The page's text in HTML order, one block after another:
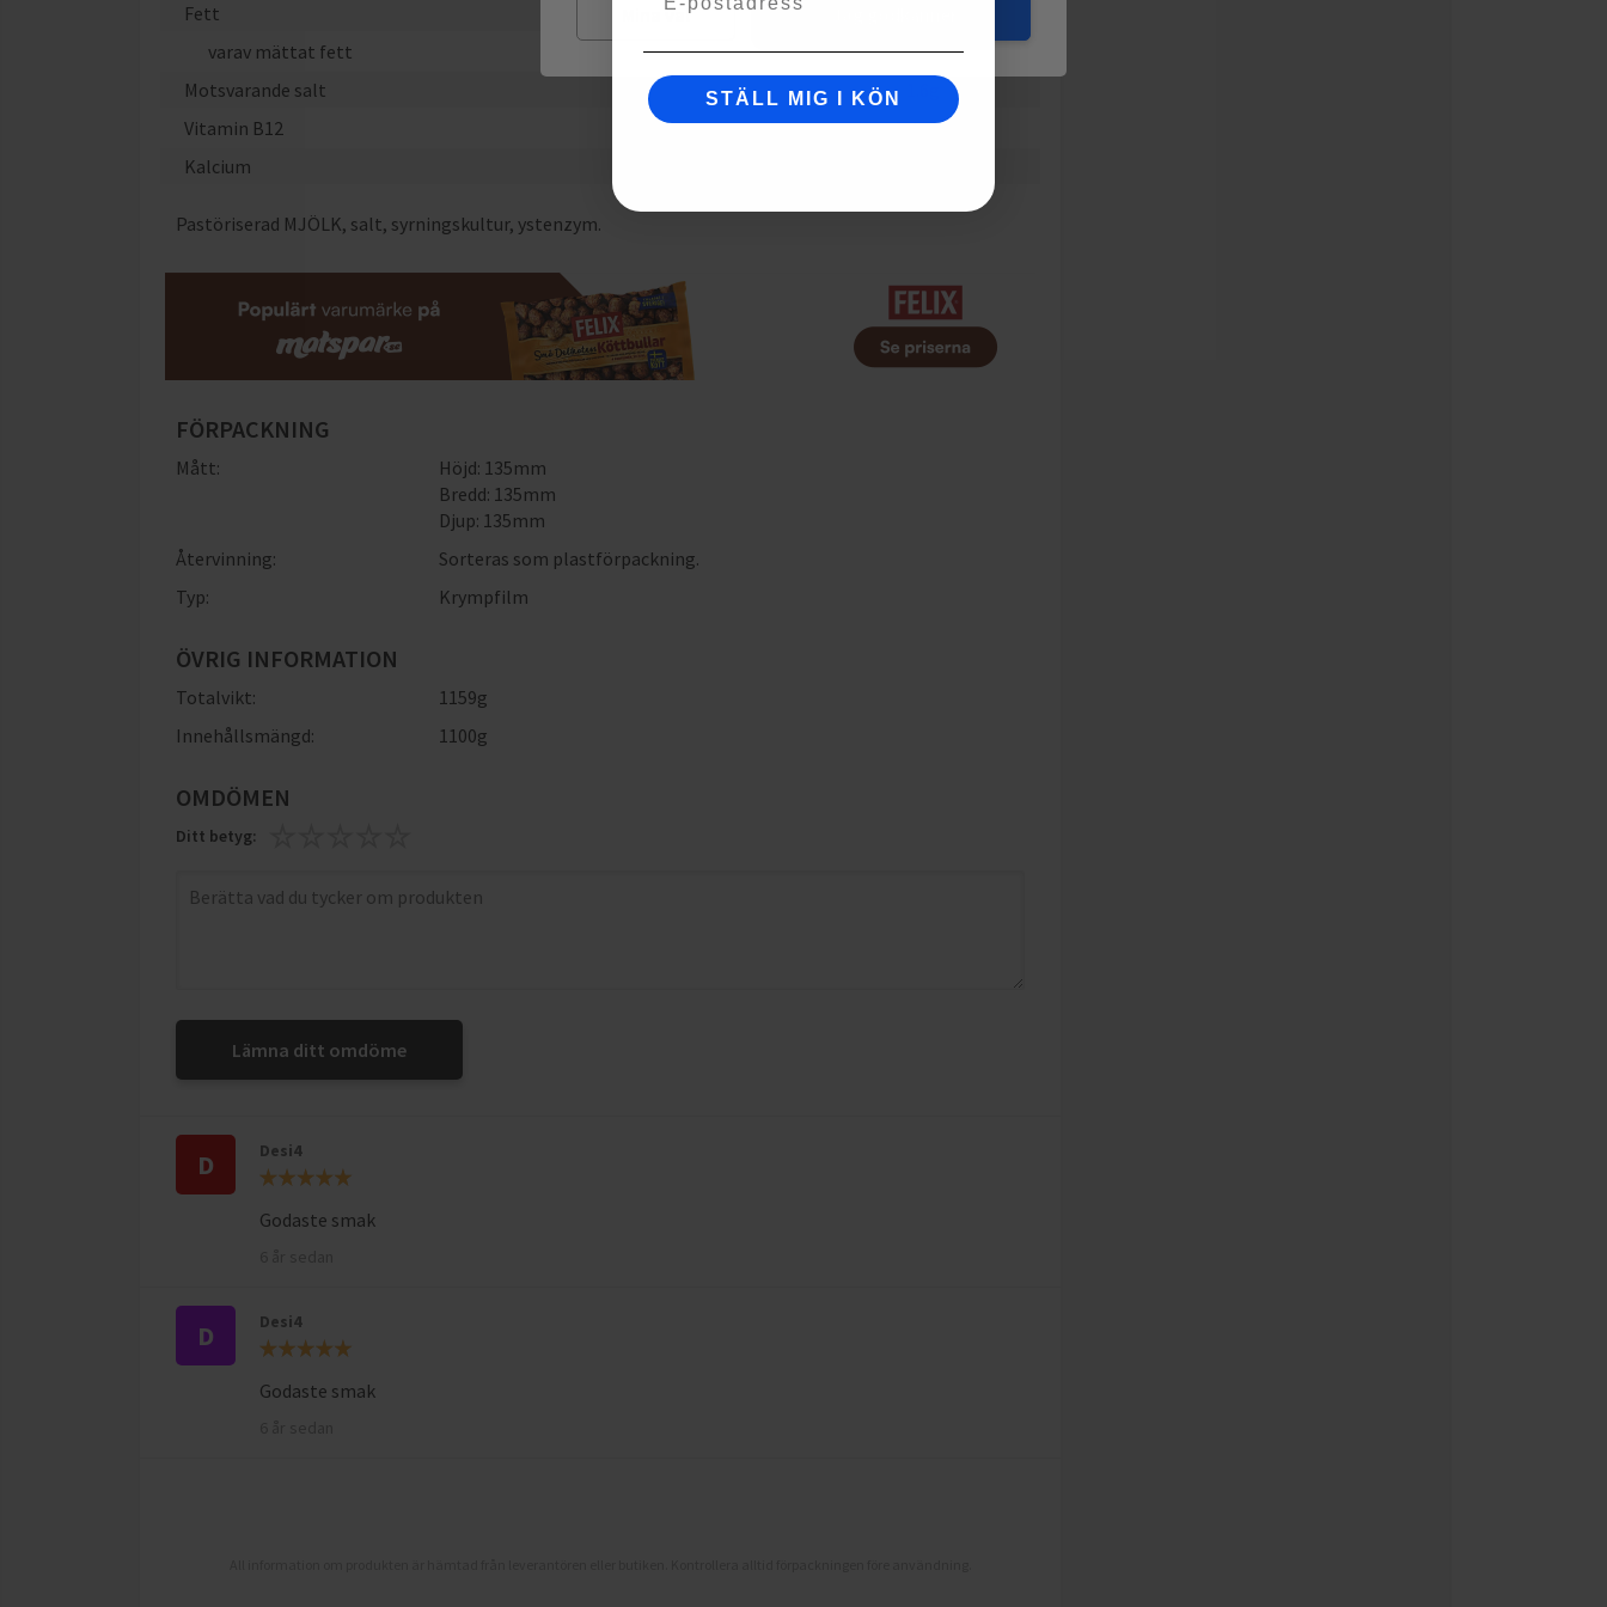
Fett
varav mättat fett
17g
Motsvarande salt
Vitamin B12
1.4mcg
Kalcium
Pastöriserad MJÖLK, salt, syrningskultur, ystenzym.
FÖRPACKNING
Mått:
Höjd: 135mm
Bredd: 135mm
Djup: 135mm
Återvinning:
Sorteras som plastförpackning.
Typ:
Krympfilm
ÖVRIG INFORMATION
Totalvikt:
1159g
Innehållsmängd:
1100g
OMDÖMEN
Ditt betyg:
Lämna ditt omdöme
D Desi4
Godaste smak
D Desi4
Godaste smak
Mina val
STÄLL MIG I KÖN